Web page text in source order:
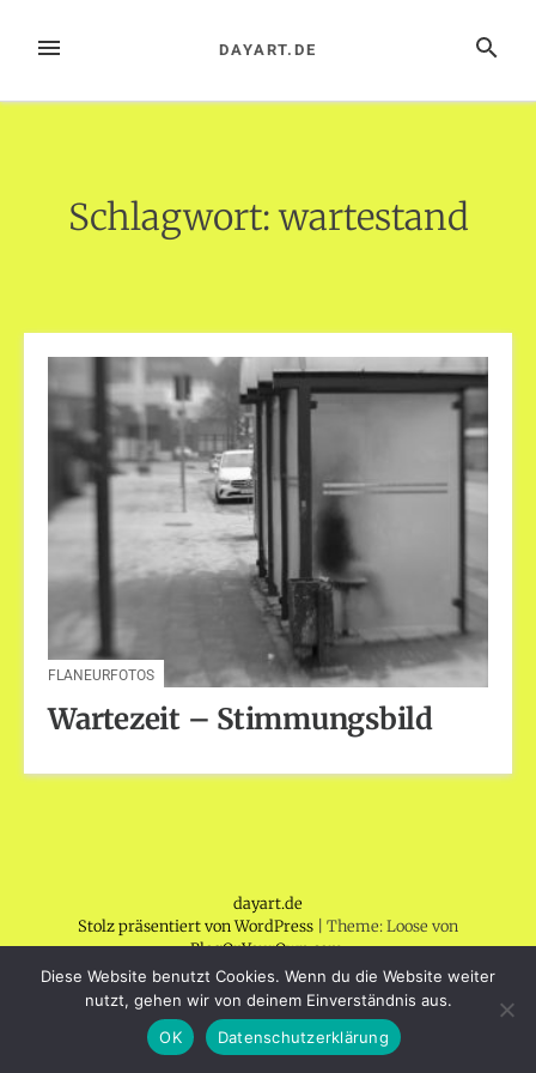
InhaltMENÜ SUCHE
DAYART.DE
Schlagwort:wartestand
FLANEURFOTOS
Wartezeit – Stimmungsbild
dayart.de
Stolz präsentiert von WordPress
Theme: Loose von
BlogOnYourOwn.com.
Diese Website benutzt Cookies. Wenn du die Website weiter
nutzt, gehen wir von deinem Einverständnis aus.
OK
Datenschutzerklärung